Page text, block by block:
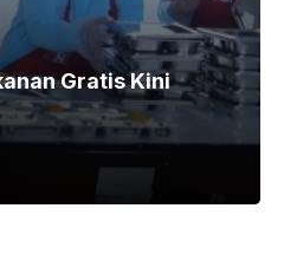
Gratis Kini